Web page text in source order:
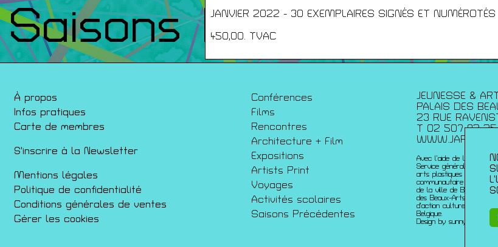
JANVIER 2022 - 30 EXEMPLAIRES SIGNÉS ET NUMÉROTÉS
450,00. TVAC
Saisons Précédentes
À propos
Infos pratiques
Carte de membres
S'inscrire à la Newsletter
Mentions légales
Politique de confidentialité
Conditions générales de ventes
Gérer les cookies
Conférences
Films
Rencontres
Architecture + Film
Expositions
Artists Print
Voyages
Activités scolaires
Saisons Précédentes
JEUNESSE &
PALAIS DES
23 RUE
T 02 507 82
WWW.JAP.BE
Avec l’aide de la
Service généralde la
arts plastiques
communautaire
de la ville de Bruxelles ;
des Beaux-Arts et du du
d’action culturelle de
Belgique.
Design by sunny-side-up.